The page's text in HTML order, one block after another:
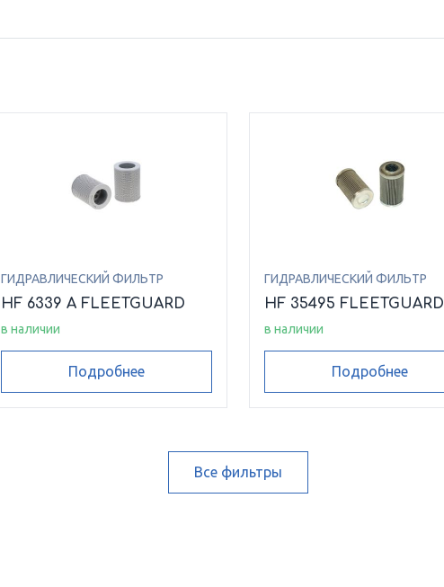
ГИДРАВЛИЧЕСКИЙ ФИЛЬТР
HF 6339 A FLEETGUARD
в наличии
Подробнее
ГИДРАВЛИЧЕСКИЙ ФИЛЬТР
HF 35495 FLEETGUARD
в наличии
Подробнее
Все фильтры